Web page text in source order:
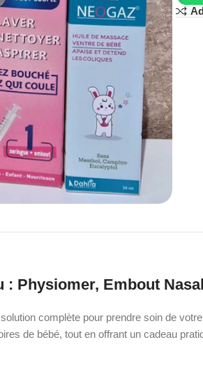
: Physiomer, Embout
complète pour prendre soin de
de bébé, tout en offrant un cadeau